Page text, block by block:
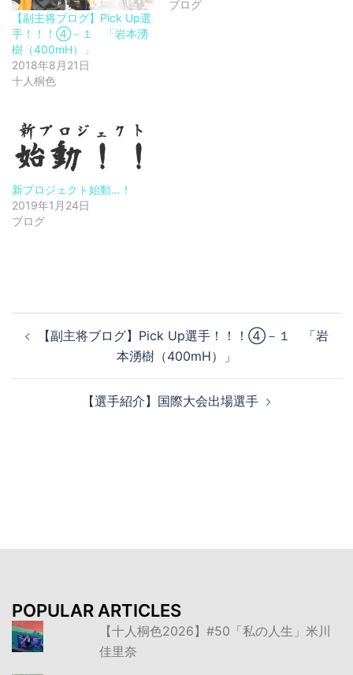
【副主将ブログ】Pick Up選
手！！！④－１ 「岩本湧
樹（400mH）」
2018年8月21日
十人桐色
ブログ
新プロジェクト始動…！
2019年1月24日
ブログ
稿
【副主将ブログ】Pick Up選手！！！④－１ 「岩
本湧樹（400mH）」
【選手紹介】国際大会出場選手
POPULAR ARTICLES
【十人桐色2026】#50「私の人生」米川
佳里奈